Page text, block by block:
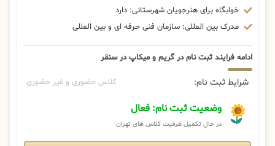
خوابگاه برای هنرجویان شهرستانی: دارد
مدرک بین المللی: سازمان فنی حرفه ای و بین المللی
ادامه فرایند ثبت نام در گریم و میکاپ در سنقر
شرایط ثبت نام: کلاس حضوری و غیر حضوری
وضعیت ثبت نام: فعال
در حال تکمیل ظرفیت کلاس های تهران